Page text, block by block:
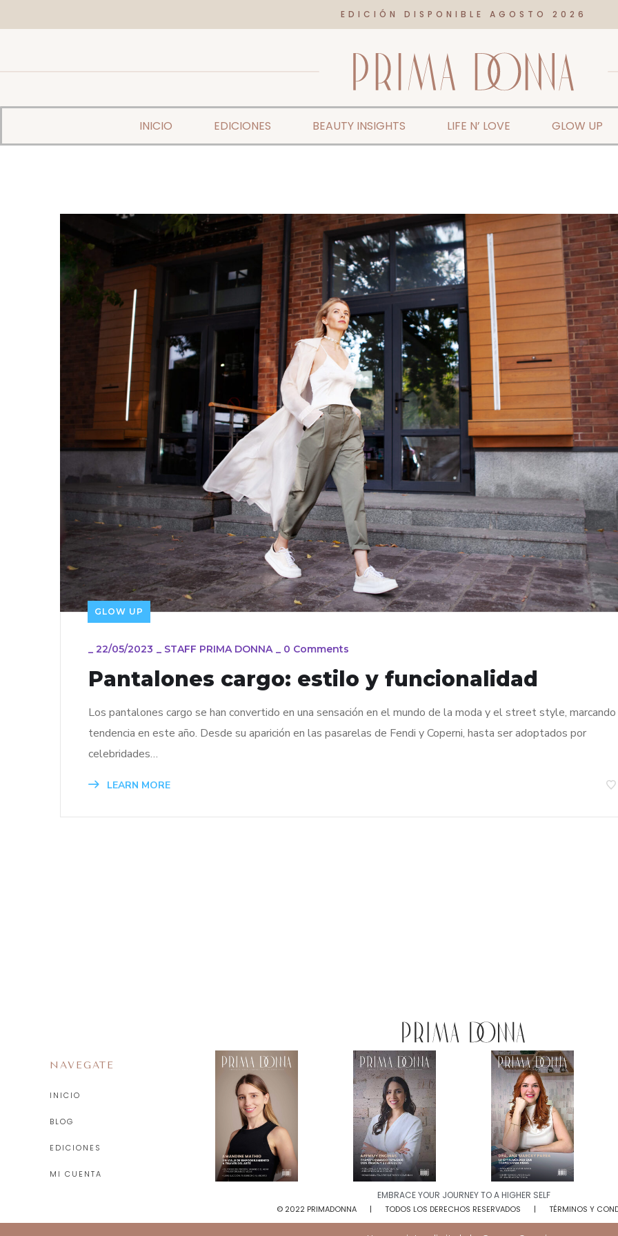
EDICIÓN DISPONIBLE AGOSTO 2026
INICIO EDICIONES BEAUTY INSIGHTS LIFE N’ LOVE GLOW UP
GLOW UP
_ 22/05/2023 _ STAFF PRIMA DONNA _ 0 Comments
Pantalones cargo: estilo y funcionalidad
Los pantalones cargo se han convertido en una sensación en el mundo de la moda y el street style, marcando
tendencia en este año. Desde su aparición en las pasarelas de Fendi y Coperni, hasta ser adoptados por
celebridades…
LEARN MORE
NAVEGATE
INICIO
BLOG
EDICIONES
MI CUENTA
EMBRACE YOUR JOURNEY TO A HIGHER SELF​
© 2022 PRIMADONNA TODOS LOS DERECHOS RESERVADOS TÉRMINOS Y